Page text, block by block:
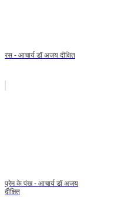
रस - आचार्य डॉ अजय दीक्षित
प्रेम के पंख - आचार्य डॉ अजय
दीक्षित